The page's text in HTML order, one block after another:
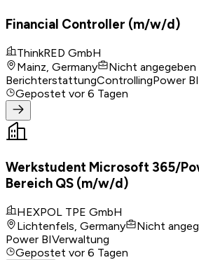
Financial Controller (m/w/d)
ThinkRED GmbH
Mainz, Germany
Nicht angegeben
BerichterstattungControllingPower BI
Gepostet vor 6 Tagen
Werkstudent Microsoft 365/
Bereich QS (m/w/d)
HEXPOL TPE GmbH
Lichtenfels, Germany
Nicht
Power BIVerwaltung
Gepostet vor 6 Tagen